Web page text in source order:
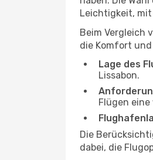
Leichtigkeit, mit
Beim Vergleich
die Komfort
Lage des
Lissabon.
Flügen
Die
dabei, die